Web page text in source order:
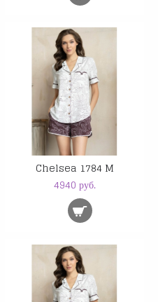
Chelsea 1784 M
4940 руб.